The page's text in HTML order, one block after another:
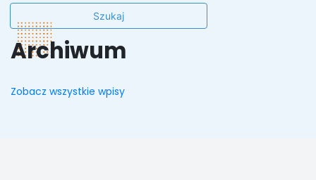
Archiwum
Zobacz wszystkie wpisy